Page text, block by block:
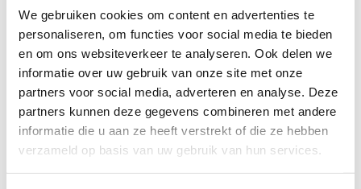
We gebruiken cookies om content en advertenties te
personaliseren, om functies voor social media te bieden
en om ons websiteverkeer te analyseren. Ook delen we
informatie over uw gebruik van onze site met onze
partners voor social media, adverteren en analyse. Deze
partners kunnen deze gegevens combineren met andere
informatie die u aan ze heeft verstrekt of die ze hebben
verzameld op basis van uw gebruik van hun services.
Melt armband
65EUR